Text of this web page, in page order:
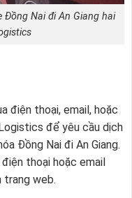
Đồng Nai đi An Giang hai
điện thoại, email, hoặc
để yêu cầu dịch
Đồng Nai đi An Giang.
thoại hoặc email
web.